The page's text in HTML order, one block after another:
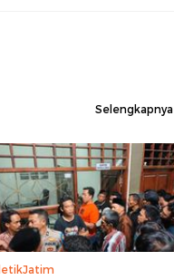
Selengkapnya